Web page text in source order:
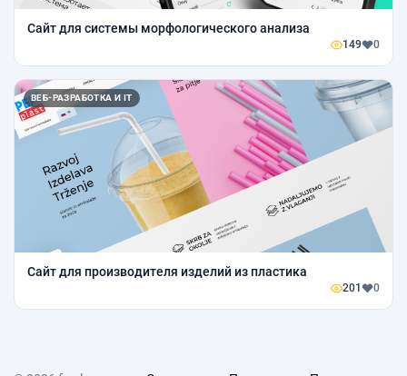
Сайт для системы морфологического анализа
149 0
ВЕБ-РАЗРАБОТКА И IT
Сайт для производителя изделий из пластика
201 0